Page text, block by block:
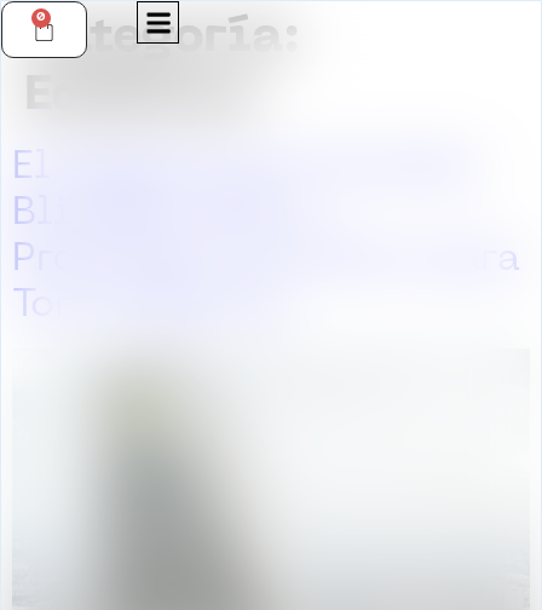
0
Categoría:
Edificios
El Gigante de Concreto:
Blindaje LEED y
Protección de Altura para